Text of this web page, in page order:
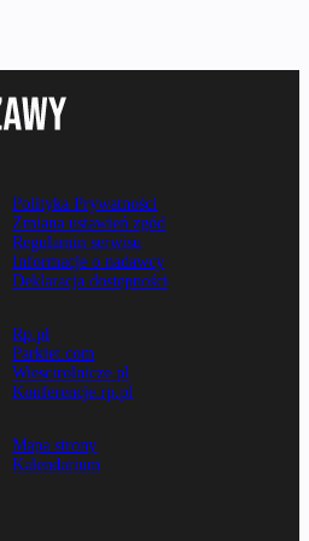
Polityka Prywatności
Zmiana ustawień zgód
Regulamin serwisu
Informacje o nadawcy
Deklaracja dostępności
Rp.pl
Parkiet.com
Wiescirolnicze.pl
Konferencje.rp.pl
Mapa strony
Kalendarium